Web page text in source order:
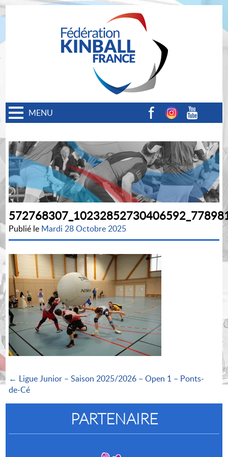
MENU
Publié le Mardi 28 Octobre 2025
← Ligue Junior – Saison 2025/2026 – Open 1 – Ponts-
de-Cé
PARTENAIRE